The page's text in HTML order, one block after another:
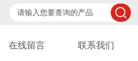
在线留言 联系我们